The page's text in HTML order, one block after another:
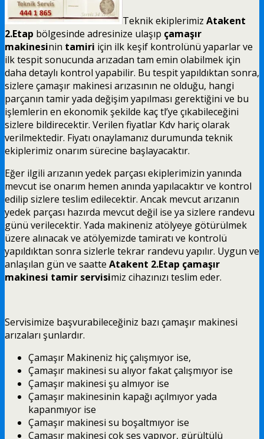
Teknik ekiplerimiz Atakent
2.Etap bölgesinde adresinize ulaşıp çamaşır
makinesinin tamiri için ilk keşif kontrolünü yaparlar ve
ilk tespit sonucunda arızadan tam emin olabilmek için
daha detaylı kontrol yapabilir. Bu tespit yapıldıktan sonra,
sizlere çamaşır makinesi arızasının ne olduğu, hangi
parçanın tamir yada değişim yapılması gerektiğini ve bu
işlemlerin en ekonomik şekilde kaç tl’ye çıkabileceğini
sizlere bildirecektir. Verilen fiyatlar Kdv hariç olarak
verilmektedir. Fiyatı onaylamanız durumunda teknik
ekiplerimiz onarım sürecine başlayacaktır.
Eğer ilgili arızanın yedek parçası ekiplerimizin yanında
mevcut ise onarım hemen anında yapılacaktır ve kontrol
edilip sizlere teslim edilecektir. Ancak mevcut arızanın
yedek parçası hazırda mevcut değil ise ya sizlere randevu
günü verilecektir. Yada makineniz atölyeye götürülmek
üzere alınacak ve atölyemizde tamiratı ve kontrolü
yapıldıktan sonra sizlerle tekrar randevu yapılır. Uygun ve
anlaşılan gün ve saatte Atakent 2.Etap çamaşır
makinesi tamir servisimiz cihazınızı teslim eder.
Servisimize başvurabileceğiniz bazı çamaşır makinesi
arızaları şunlardır.
Çamaşır Makineniz hiç çalışmıyor ise,
Çamaşır makinesi su alıyor fakat çalışmıyor ise
Çamaşır makinesi şu almıyor ise
Çamaşır makinesinin kapağı açılmıyor yada
kapanmıyor ise
Çamaşır makinesi su boşaltmıyor ise
Çamaşır makinesi çok ses yapıyor, gürültülü